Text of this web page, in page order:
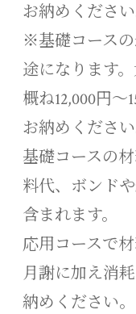
お納めください
※基礎コース
途になります
概ね12,000円
お納めください
基礎コースの
料代、ボンド
含まれます。
応用コースで
月謝に加え消
納めください。